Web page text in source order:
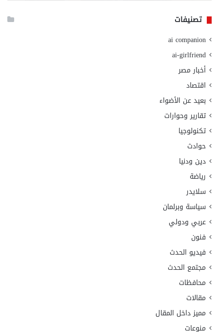
تصنيفات
ai companion
ai-girlfriend
أخبار مصر
اقتصاد
بعيد عن الأضواء
تقارير وحوارات
تكنولوجيا
حوادث
دين ودنيا
رياضة
سلايدر
سياسة وبرلمان
عربي ودولي
فنون
فيديو الحدث
مجتمع الحدث
محافظات
مقالات
مميز داخل المقال
منوعات